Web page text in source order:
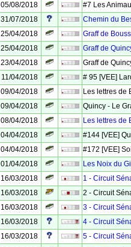
05/08/2018
#7 Les
31/07/2018
Chemin du
25/04/2018
Graff de
25/04/2018
Graff de
23/04/2018
Graff de
11/04/2018
# 95 [VEE]
09/04/2018
Les lettres de
09/04/2018
Quincy - Le
08/04/2018
Les lettres de
04/04/2018
#144 [VEE]
04/04/2018
#172 [VEE]
01/04/2018
Les Noix du
16/03/2018
1 - Circuit
16/03/2018
2 - Circuit
16/03/2018
3 - Circuit
16/03/2018
4 - Circuit
16/03/2018
5 - Circuit